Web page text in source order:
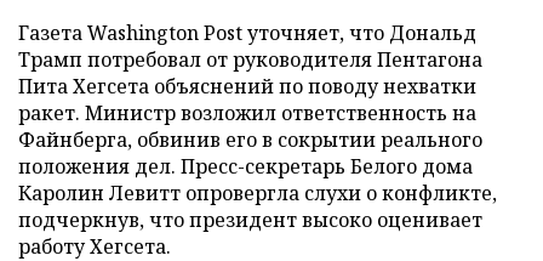
Газета Washington Post уточняет, что Дональд
Трамп потребовал от руководителя Пентагона
Пита Хегсета объяснений по поводу нехватки
ракет. Министр возложил ответственность на
Файнберга, обвинив его в сокрытии реального
положения дел. Пресс-секретарь Белого дома
Каролин Левитт опровергла слухи о конфликте,
подчеркнув, что президент высоко оценивает
работу Хегсета.